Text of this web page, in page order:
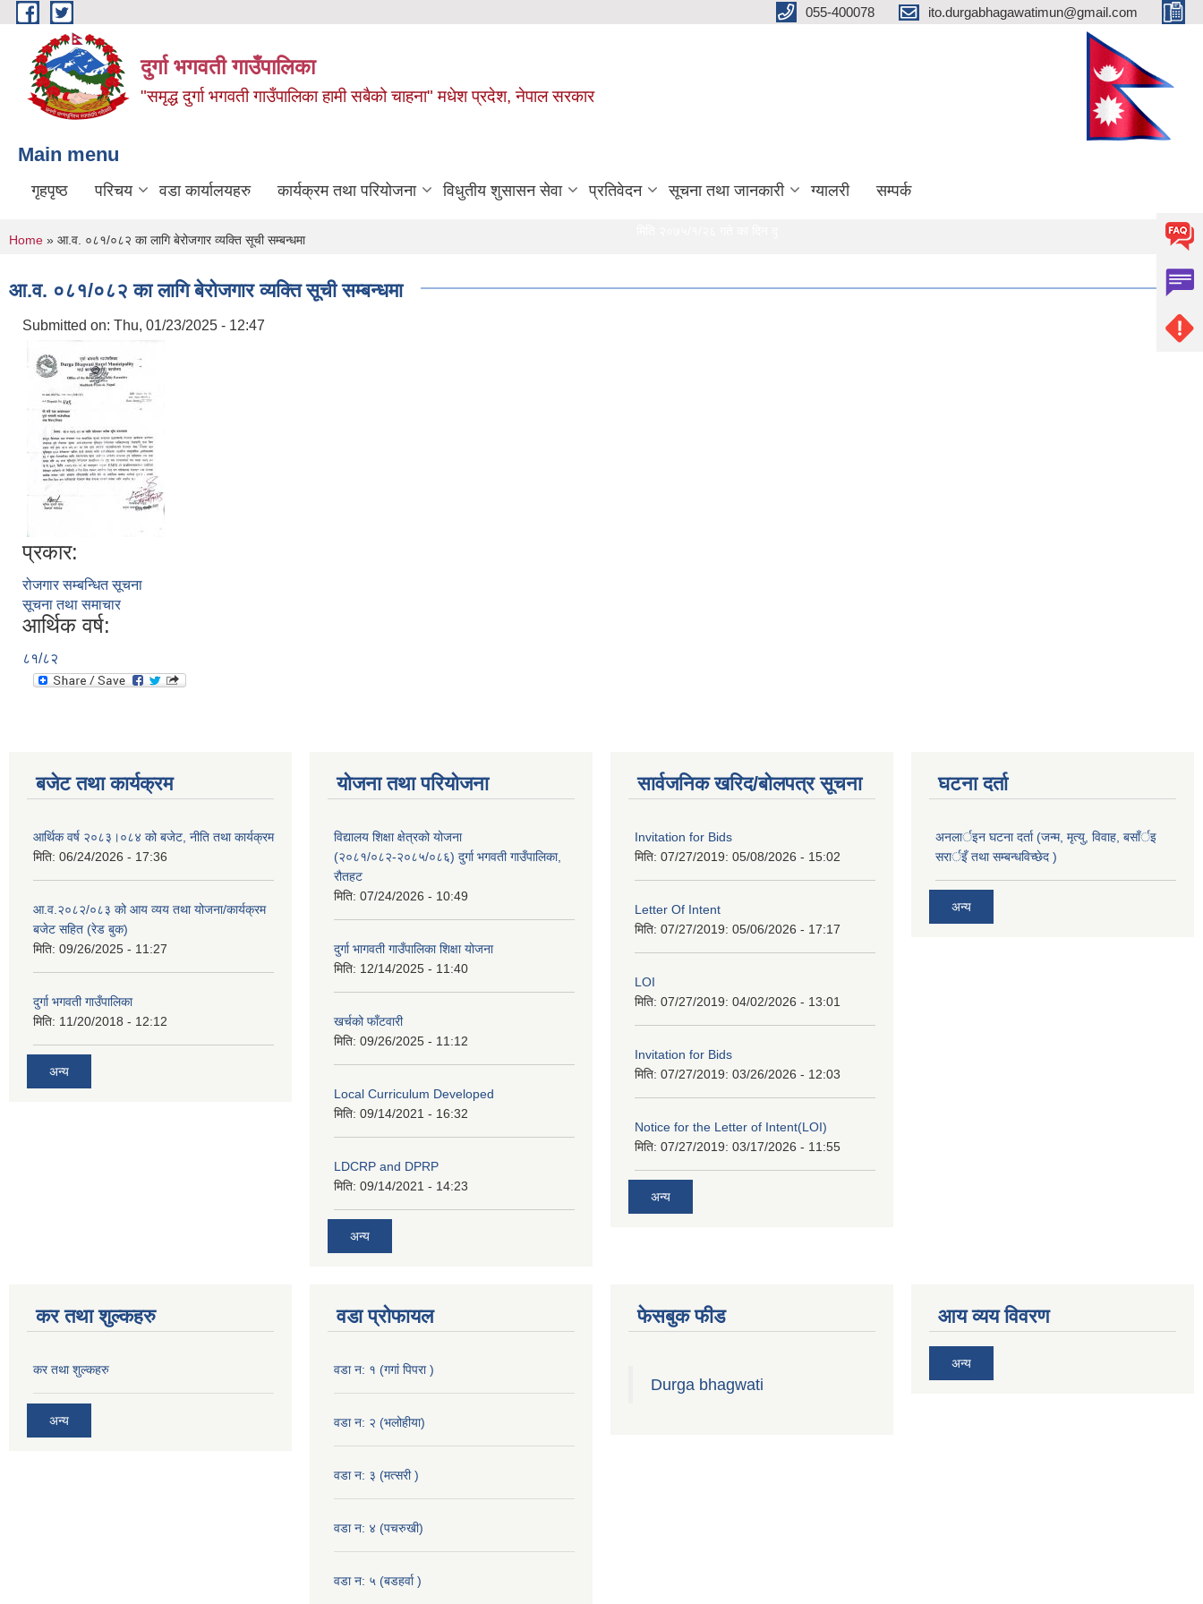
Skip to main content 055-400078 ito.durgabhagawatimun@gmail.com
दुर्गा भगवती गाउँपालिका
"समृद्ध दुर्गा भगवती गाउँपालिका हामी सबैको चाहना" मधेश प्रदेश, नेपाल सरकार
Main menu
गृहपृष्ठ परिचय वडा कार्यालयहरु कार्यक्रम तथा परियोजना विधुतीय शुसासन सेवा प्रतिवेदन सूचना तथा जानकारी ग्यालरी सम्पर्क
मिति २०७५/१/२६ गते का दिन दुर्गा भगवती गाउँ पालिका जिल्लाको प्रथम खुल्ला दिशा मुक्त गाउँ पालिका घोषणा हुन सफल भएकोमा सम्पूर्ण
You are here
Home » आ.व. ०८१/०८२ का लागि बेरोजगार व्यक्ति सूची सम्बन्धमा
आ.व. ०८१/०८२ का लागि बेरोजगार व्यक्ति सूची सम्बन्धमा
Submitted on: Thu, 01/23/2025 - 12:47
प्रकार:
रोजगार सम्बन्धित सूचना
सूचना तथा समाचार
आर्थिक वर्ष:
८१/८२
बजेट तथा कार्यक्रम
आर्थिक वर्ष २०८३।०८४ को बजेट, नीति तथा कार्यक्रम
मिति: 06/24/2026 - 17:36
आ.व.२०८२/०८३ को आय व्यय तथा योजना/कार्यक्रम
बजेट सहित (रेड बुक)
मिति: 09/26/2025 - 11:27
दुर्गा भगवती गाउँपालिका
मिति: 11/20/2018 - 12:12
अन्य
योजना तथा परियोजना
विद्यालय शिक्षा क्षेत्रको योजना
(२०८१/०८२-२०८५/०८६) दुर्गा भगवती गाउँपालिका,
रौतहट
मिति: 07/24/2026 - 10:49
दुर्गा भागवती गाउँपालिका शिक्षा योजना
मिति: 12/14/2025 - 11:40
खर्चको फाँटवारी
मिति: 09/26/2025 - 11:12
Local Curriculum Developed
मिति: 09/14/2021 - 16:32
LDCRP and DPRP
मिति: 09/14/2021 - 14:23
अन्य
सार्वजनिक खरिद/बोलपत्र सूचना
Invitation for Bids
मिति: 07/27/2019: 05/08/2026 - 15:02
Letter Of Intent
मिति: 07/27/2019: 05/06/2026 - 17:17
LOI
मिति: 07/27/2019: 04/02/2026 - 13:01
Invitation for Bids
मिति: 07/27/2019: 03/26/2026 - 12:03
Notice for the Letter of Intent(LOI)
मिति: 07/27/2019: 03/17/2026 - 11:55
अन्य
घटना दर्ता
अनलार्इन घटना दर्ता (जन्म, मृत्यु, विवाह, बसाँर्इ
सरार्इँ तथा सम्बन्धविच्छेद )
अन्य
कर तथा शुल्कहरु
कर तथा शुल्कहरु
अन्य
वडा प्रोफायल
वडा न: १ (गगां पिपरा )
वडा न: २ (भलोहीया)
वडा न: ३ (मत्सरी )
वडा न: ४ (पचरुखी)
वडा न: ५ (बडहर्वा )
फेसबुक फीड
Durga bhagwati
आय व्यय विवरण
अन्य